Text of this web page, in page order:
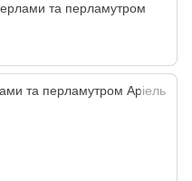
та перламутром